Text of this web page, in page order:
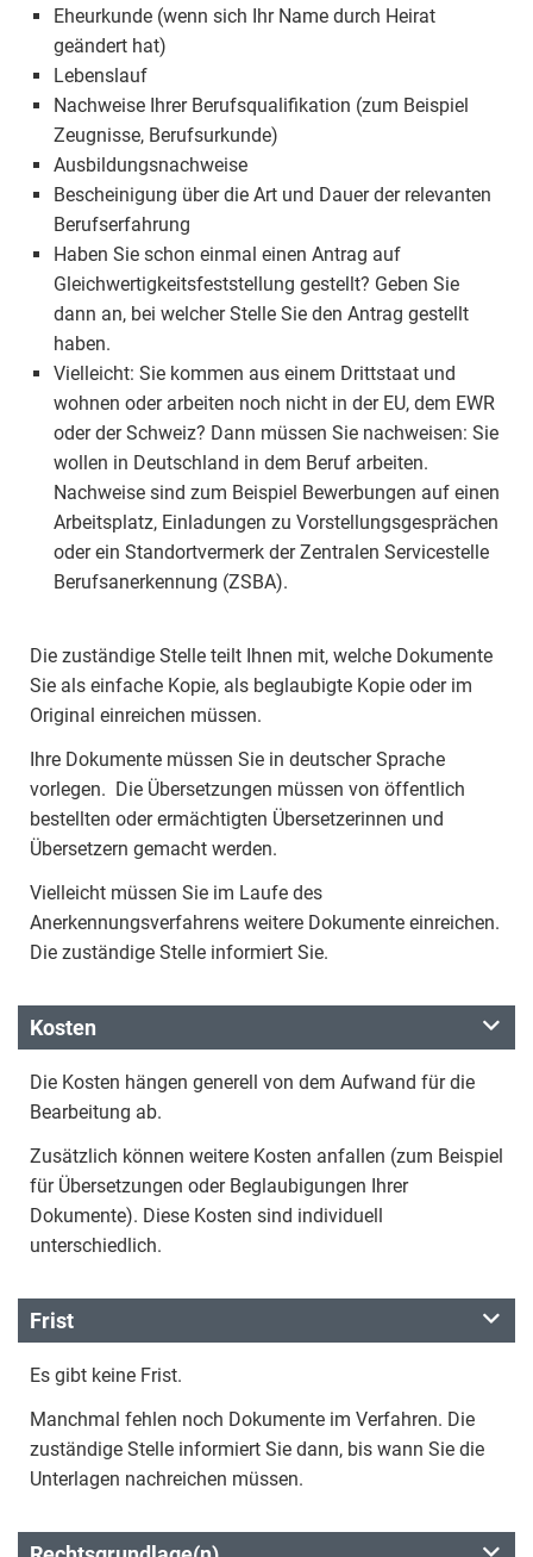
Eheurkunde (wenn sich Ihr Name durch Heirat
geändert hat)
Lebenslauf
Nachweise Ihrer Berufsqualifikation (zum Beispiel
Zeugnisse, Berufsurkunde)
Ausbildungsnachweise
Bescheinigung über die Art und Dauer der relevanten
Berufserfahrung
Haben Sie schon einmal einen Antrag auf
Gleichwertigkeitsfeststellung gestellt? Geben Sie
dann an, bei welcher Stelle Sie den Antrag gestellt
haben.
Vielleicht: Sie kommen aus einem Drittstaat und
wohnen oder arbeiten noch nicht in der EU, dem EWR
oder der Schweiz? Dann müssen Sie nachweisen: Sie
wollen in Deutschland in dem Beruf arbeiten.
Nachweise sind zum Beispiel Bewerbungen auf einen
Arbeitsplatz, Einladungen zu Vorstellungsgesprächen
oder ein Standortvermerk der Zentralen Servicestelle
Berufsanerkennung (ZSBA).
Die zuständige Stelle teilt Ihnen mit, welche Dokumente
Sie als einfache Kopie, als beglaubigte Kopie oder im
Original einreichen müssen.
Ihre Dokumente müssen Sie in deutscher Sprache
vorlegen. Die Übersetzungen müssen von öffentlich
bestellten oder ermächtigten Übersetzerinnen und
Übersetzern gemacht werden.
Vielleicht müssen Sie im Laufe des
Anerkennungsverfahrens weitere Dokumente einreichen.
Die zuständige Stelle informiert Sie.
Kosten
Die Kosten hängen generell von dem Aufwand für die
Bearbeitung ab.
Zusätzlich können weitere Kosten anfallen (zum Beispiel
für Übersetzungen oder Beglaubigungen Ihrer
Dokumente). Diese Kosten sind individuell
unterschiedlich.
Frist
Es gibt keine Frist.
Manchmal fehlen noch Dokumente im Verfahren. Die
zuständige Stelle informiert Sie dann, bis wann Sie die
Unterlagen nachreichen müssen.